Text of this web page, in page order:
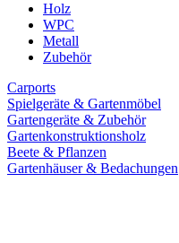
Holz
WPC
Metall
Zubehör
Carports
Spielgeräte & Gartenmöbel
Gartengeräte & Zubehör
Gartenkonstruktionsholz
Beete & Pflanzen
Gartenhäuser & Bedachungen